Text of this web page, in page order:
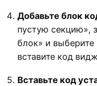
Добавьте блок
пустую секцию»,
блок» и выберите
вставите код
Вставьте код